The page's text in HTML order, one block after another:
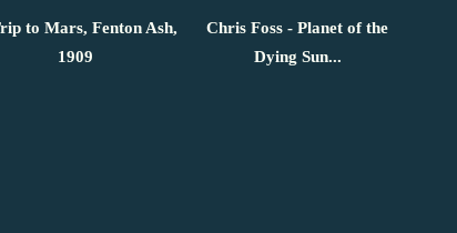
to Mars, Fenton Ash,
1909
Chris Foss - Planet of the
Dying Sun...